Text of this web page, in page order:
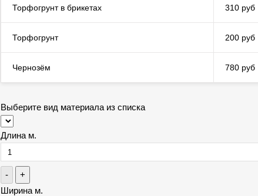
Торфогрунт в брикетах 310 руб
Торфогрунт 200 руб
Чернозём 780 руб
Выберите вид материала из списка
Длина м.
-
+
Ширина м.